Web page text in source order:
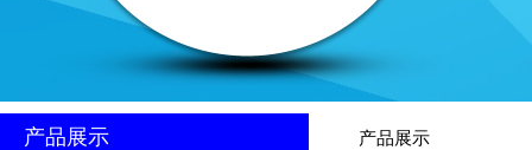
产品展示 产品展示